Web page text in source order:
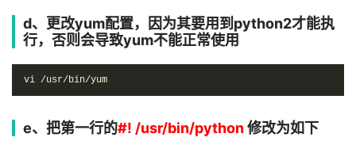
d、更改yum配置，因为其要用到python2才能执
行，否则会导致yum不能正常使用
vi /usr/bin/yum
e、把第一行的#! /usr/bin/python修改为如下